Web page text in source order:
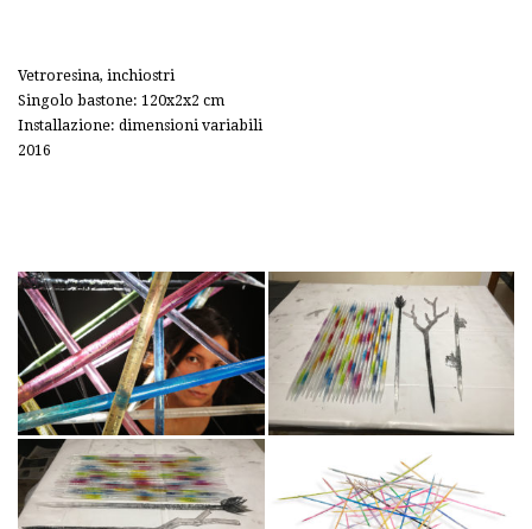
Vetroresina, inchiostri
Singolo bastone: 120x2x2 cm
Installazione: dimensioni variabili
2016